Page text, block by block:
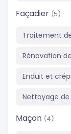
Façadier (5)
Traitement
Rénovation
Enduit et
Nettoyage
Maçon (4)